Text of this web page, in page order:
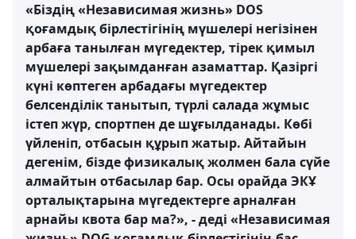
«Біздің «Независимая жизнь» DOS
қоғамдық бірлестігінің мүшелері негізінен
арбаға танылған мүгедектер, тірек қимыл
мүшелері зақымданған азаматтар. Қазіргі
күні көптеген арбадағы мүгедектер
белсенділік танытып, түрлі салада жұмыс
істеп жүр, спортпен де шұғылданады. Көбі
үйленіп, отбасын құрып жатыр. Айтайын
дегенім, бізде физикалық жолмен бала сүйе
алмайтын отбасылар бар. Осы орайда ЭКҰ
орталықтарына мүгедектерге арналған
арнайы квота бар ма?», - деді «Независимая